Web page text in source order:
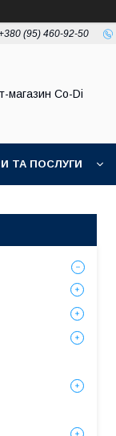
(95) 460-92-50
магазин Co-Di
ТА ПОСЛУГИ